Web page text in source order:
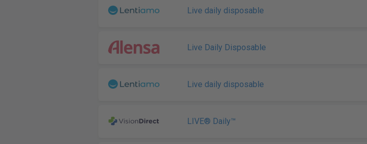
Live daily disposable
Live Daily Disposable
Live daily disposable
LIVE® Daily™